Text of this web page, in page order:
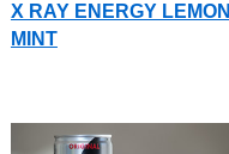
X RAY ENERGY LEMON
MINT